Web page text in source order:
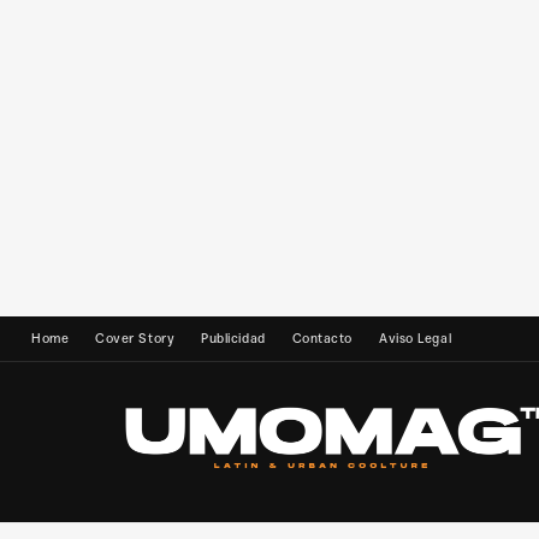
Home Cover Story Publicidad Contacto Aviso Legal